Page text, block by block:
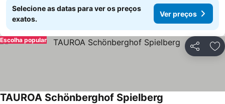
Selecione as datas para ver os preços
exatos.
Ver preços
Partilhar
Escolha popular
TAUROA Schönberghof Spielberg